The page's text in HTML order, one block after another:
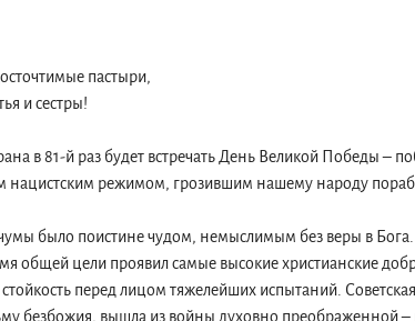
пастыри,
и сестры!
в 81-й раз будет встречать День Великой Победы –
нацистским режимом, грозившим нашему народу
было поистине чудом, немыслимым без веры в
общей цели проявил самые высокие христианские
перед лицом тяжелейших испытаний.
безбожия, вышла из войны духовно преображенной